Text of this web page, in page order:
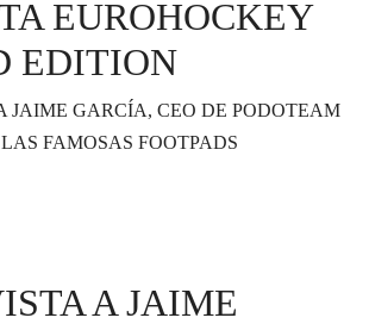
EUROHOCKEY
EDITION
A JAIME